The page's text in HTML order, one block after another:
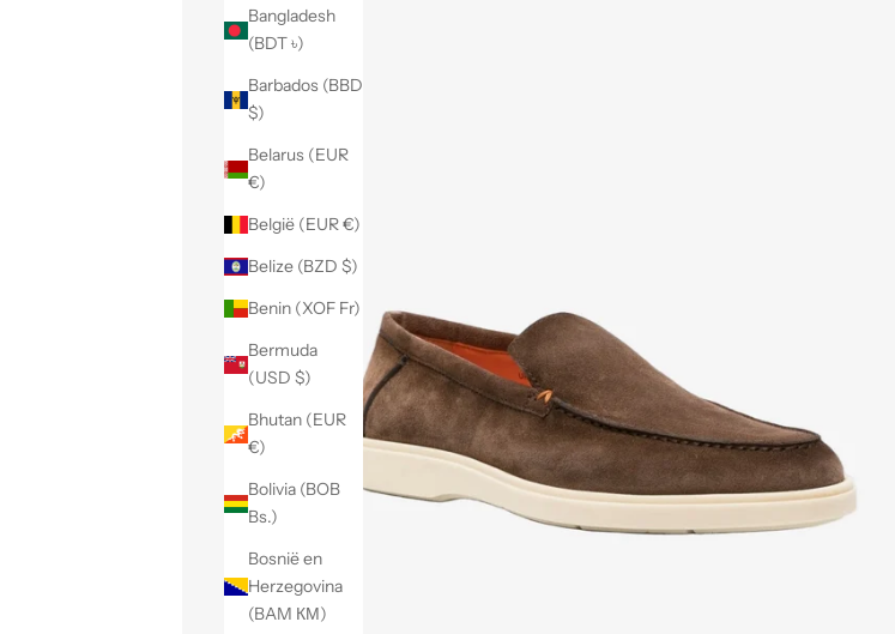
Bangladesh
(BDT ৳)
Barbados (BBD
$)
Belarus (EUR
€)
België (EUR €)
Belize (BZD $)
Benin (XOF Fr)
Bermuda
(USD $)
Bhutan (EUR
€)
Bolivia (BOB
Bs.)
Bosnië en
Herzegovina
(BAM КМ)